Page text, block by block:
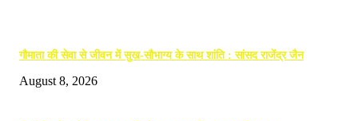
गौमाता की सेवा से जीवन में सुख-सौभाग्य के साथ शांति : सांसद राजेंद्र जैन
August 8, 2026